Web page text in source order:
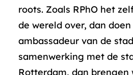
roots. Zoals RPhO het
de wereld over, dan
ambassadeur van de
samenwerking met de
Rotterdam, dan brengen